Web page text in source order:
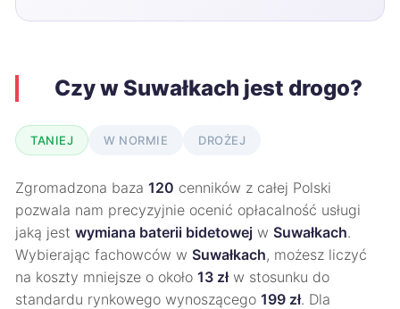
Czy w Suwałkach jest drogo?
TANIEJ W NORMIE DROŻEJ
Zgromadzona baza 120 cenników z całej Polski
pozwala nam precyzyjnie ocenić opłacalność usługi
jaką jest wymiana baterii bidetowej w Suwałkach.
Wybierając fachowców w Suwałkach, możesz liczyć
na koszty mniejsze o około 13 złw stosunku do
standardu rynkowego wynoszącego 199 zł. Dla